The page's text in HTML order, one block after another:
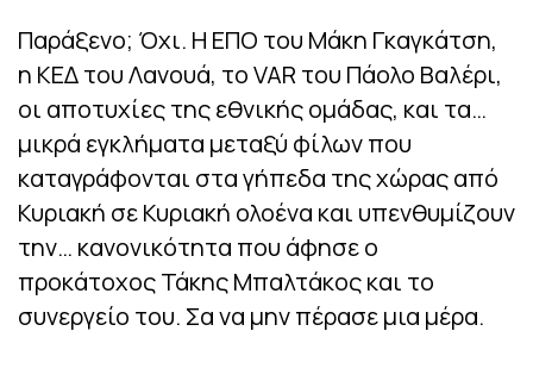
Παράξενο; Όχι. Η ΕΠΟ του Μάκη Γκαγκάτση,
η ΚΕΔ του Λανουά, το VAR του Πάολο Βαλέρι,
οι αποτυχίες της εθνικής ομάδας, και τα…
μικρά εγκλήματα μεταξύ φίλων που
καταγράφονται στα γήπεδα της χώρας από
Κυριακή σε Κυριακή ολοένα και υπενθυμίζουν
την… κανονικότητα που άφησε ο
προκάτοχος Τάκης Μπαλτάκος και το
συνεργείο του. Σα να μην πέρασε μια μέρα.